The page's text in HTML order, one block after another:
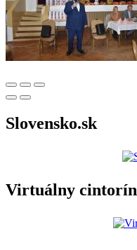
Slovensko.sk
Virtuálny cintorín